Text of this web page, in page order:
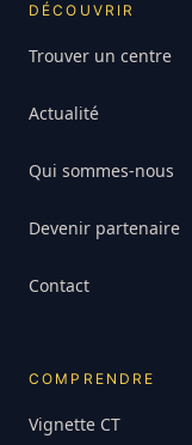
DÉCOUVRIR
Trouver un centre
Actualité
Qui sommes-nous
Devenir partenaire
Contact
COMPRENDRE
Vignette CT